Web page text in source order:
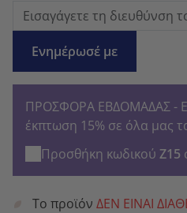
Ενημέρωσέ με
ΠΡΟΣΦΟΡΑ ΕΒΔΟΜΑΔΑΣ -
έκπτωση 15% σε όλα μας
Προσθήκη κωδικού Z15
Το προϊόν ΔΕΝ ΕΙΝΑΙ